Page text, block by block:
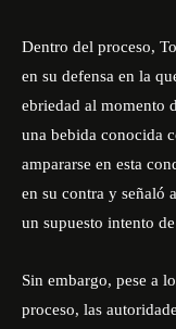
Dentro del proceso,
en su defensa en la
ebriedad al momento
una bebida conocida
ampararse en esta
en su contra y señaló
un supuesto intento
Sin embargo, pese a
proceso, las